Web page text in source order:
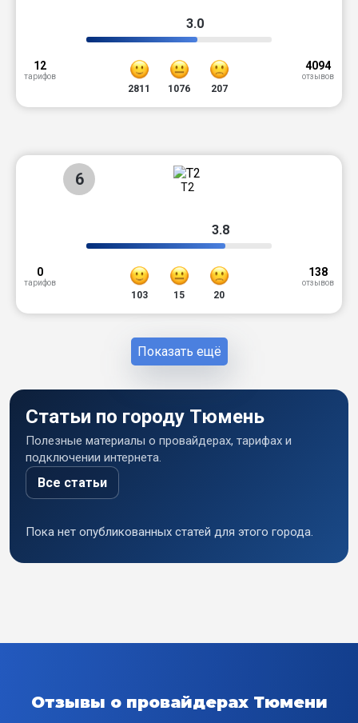
3.0
12
тарифов
2811 1076 207
4094
отзывов
6 T2
3.8
0
тарифов
103 15 20
138
отзывов
Показать ещё
Статьи по городу Тюмень
Полезные материалы о провайдерах, тарифах и
подключении интернета.
Все статьи
Пока нет опубликованных статей для этого города.
Отзывы о провайдерах Тюмени